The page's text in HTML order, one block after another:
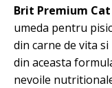
Brit Premium Cat
umeda pentru
din carne de vita
din aceasta
nevoile